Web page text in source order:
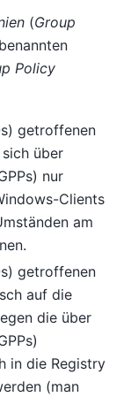
(Group
Policy
getroffenen
über
nur
Clients
am
getroffenen
auf die
die über
in die Registry
(man